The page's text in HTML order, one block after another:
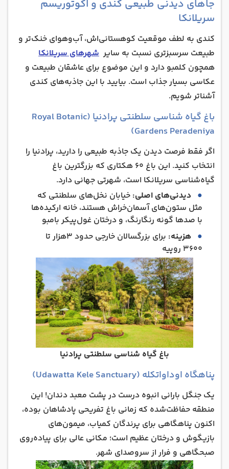
جاهای دیدنی طبیعی کندی و اکوتوریسم
سریلانکا
کندی به لطف موقعیت کوهستانی‌اش، آب‌وهوای خنک‌تر و
طبیعت سرسبزتری نسبت به سایر شهرهای سریلانکا
همچون کلمبو دارد و این موضوع برای عاشقان طبیعت و
عکاسی بسیار جذاب است. بیایید با این جاذبه‌های کندی
آشناتر شویم.
باغ گیاه‌ شناسی سلطنتی پرادنیا (Royal Botanic
Gardens Peradeniya)
اگر فقط فرصت دیدن یک جاذبه طبیعی را دارید، پرادنیا را
انتخاب کنید. این باغ ۶۰ هکتاری که بزرگترین باغ
گیاه‌شناسی سریلانکا است، شهرتی جهانی دارد.
دیدنی‌های اصلی: خیابان نخل‌های سلطنتی که
مثل ستون‌های آسمان‌خراش هستند، خانه ارکیده‌ها
با صدها گونه رنگارنگ، و درختان غول‌پیکر بامبو
هزینه:
برای بزرگسالان خارجی حدود ۳هزار تا
۳۶۰۰ روپیه
باغ گیاه‌ شناسی سلطنتی پرادنیا
پناهگاه اوداواتکله (Udawatta Kele Sanctuary)
یک جنگل بارانی انبوه درست در پشت معبد دندان! این
منطقه حفاظت‌شده که زمانی باغ تفریحی پادشاهان بوده،
اکنون پناهگاهی برای پرندگان کمیاب، میمون‌های
بازیگوش و درختان عظیم است؛ مکانی عالی برای پیاده‌روی
صبحگاهی و فرار از سروصدای شهر.